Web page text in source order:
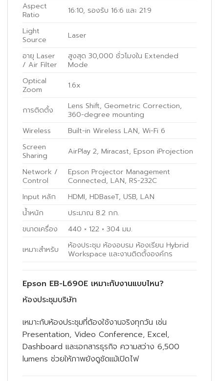
Aspect
Ratio
16:10, รองรับ 16:6 และ 21:9
Light
Source
Laser
อายุ Laser
/ Air Filter
สูงสุด 30,000 ชั่วโมงใน Extended
Mode
Optical
Zoom
1.6x
การติดตั้ง
Lens Shift, Geometric Correction,
360-degree mounting
Wireless
Built-in Wireless LAN, Wi-Fi 6
Screen
Sharing
AirPlay 2, Miracast, Epson iProjection
Network /
Control
Epson Projector Management
Connected, LAN, RS-232C
Input หลัก
HDMI, HDBaseT, USB, LAN
น้ำหนัก
ประมาณ 8.2 กก.
ขนาดเครื่อง
440 × 122 × 304 มม.
เหมาะสำหรับ
ห้องประชุม ห้องอบรม ห้องเรียน Hybrid
Workspace และงานติดตั้งองค์กร
Epson EB-L690E เหมาะกับงานแบบไหน?
ห้องประชุมบริษัท
เหมาะกับห้องประชุมที่ต้องใช้งานจริงทุกวัน เช่น
Presentation, Video Conference, Excel,
Dashboard และเอกสารธุรกิจ ความสว่าง 6,500
lumens ช่วยให้ภาพยังดูชัดแม้เปิดไฟ